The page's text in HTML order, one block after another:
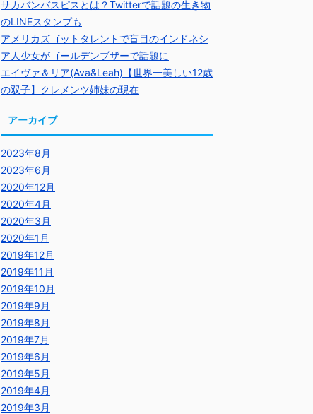
サカバンバスピスとは？Twitterで話題の生き物
のLINEスタンプも
アメリカズゴットタレントで盲目のインドネシ
ア人少女がゴールデンブザーで話題に
エイヴァ＆リア(Ava&Leah)【世界一美しい12歳
の双子】クレメンツ姉妹の現在
アーカイブ
2023年8月
2023年6月
2020年12月
2020年4月
2020年3月
2020年1月
2019年12月
2019年11月
2019年10月
2019年9月
2019年8月
2019年7月
2019年6月
2019年5月
2019年4月
2019年3月